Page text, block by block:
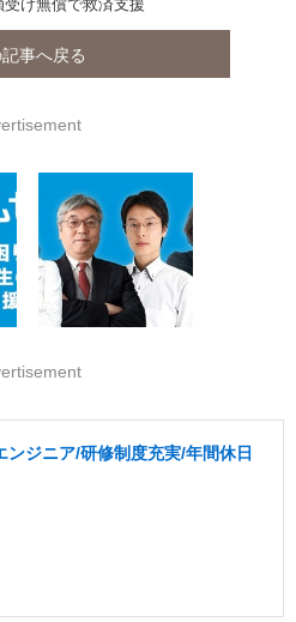
け無償で救済支援
記事へ戻る
ジニア/研修制度充実/年間休日